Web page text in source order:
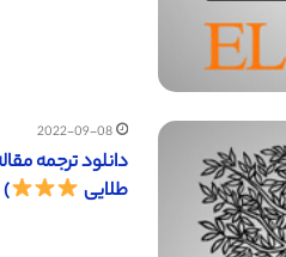
2022-09-08
طلایی )